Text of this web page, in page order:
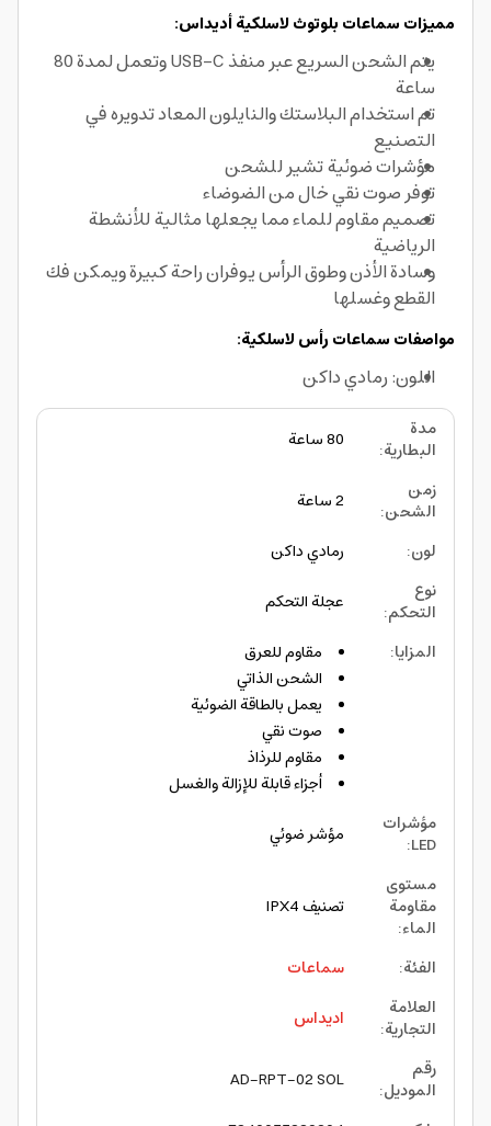
مميزات سماعات بلوتوث لاسلكية أديداس:
يتم الشحن السريع عبر منفذ USB-C وتعمل لمدة 80
ساعة
تم استخدام البلاستك والنايلون المعاد تدويره في
التصنيع
مؤشرات ضوئية تشير للشحن
توفر صوت نقي خال من الضوضاء
تصميم مقاوم للماء مما يجعلها مثالية للأنشطة
الرياضية
وسادة الأذن وطوق الرأس يوفران راحة كبيرة ويمكن فك
القطع وغسلها
مواصفات سماعات رأس لاسلكية:
اللون: رمادي داكن
مدة
البطارية:
80 ساعة
زمن
الشحن:
2 ساعة
لون:
رمادي داكن
نوع
التحكم:
عجلة التحكم
المزايا:
مقاوم للعرق
الشحن الذاتي
يعمل بالطاقة الضوئية
صوت نقي
مقاوم للرذاذ
أجزاء قابلة للإزالة والغسل
مؤشرات
LED
:
مؤشر ضوئي
مستوى
مقاومة
الماء:
تصنيف IPX4
الفئة:
سماعات
العلامة
التجارية:
اديداس
رقم
الموديل:
AD-RPT-02 SOL